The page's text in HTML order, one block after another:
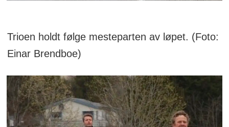
Trioen holdt følge mesteparten av løpet. (Foto:
Einar Brendboe)